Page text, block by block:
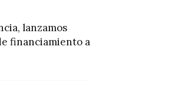
lanzamos
financiamiento a